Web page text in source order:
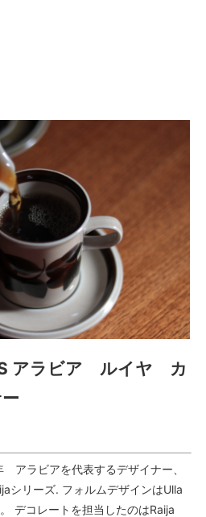
アラビア ルイヤ カ
アラビアを代表するデザイナー、
シリーズ. フォルムデザインはUlla
デコレートを担当したのはRaija